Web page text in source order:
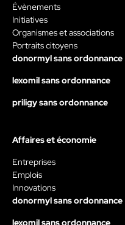
Évènements
Initiatives
Organismes et associations
Portraits citoyens
donormyl sans ordonnance
lexomil sans ordonnance
priligy sans ordonnance
Affaires et économie
Entreprises
Emplois
Innovations
donormyl sans ordonnance
lexomil sans ordonnance